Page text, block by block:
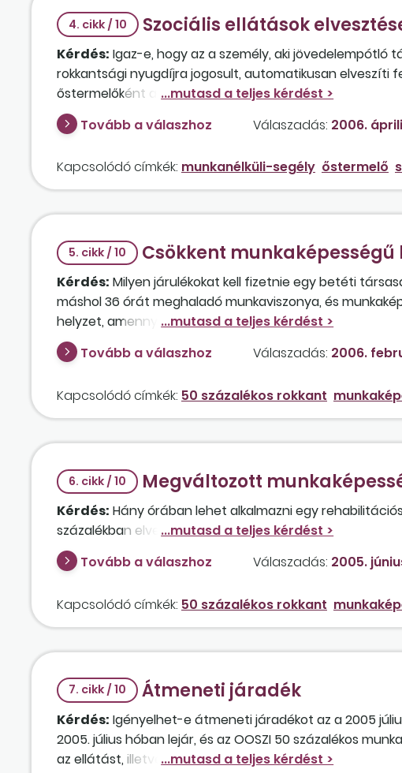
4. cikk / 10 Szociális ellátások
Kérdés: Igaz-e, hogy az a személy, aki jövedelempótló
rokkantsági nyugdíjra jogosult, automatikusan elveszíti
őstermelőként az éves maximum 600 000 forint összegű
Tovább a válaszhoz
Válaszadás: 2006.
Kapcsolódó címkék: munkanélküli-segély őstermelő
5. cikk / 10 Csökkent munkaképességű
Kérdés: Milyen járulékokat kell fizetnie egy betéti
máshol 36 órát meghaladó munkaviszonya, és
helyzet, amennyiben munkaképesség csökkenése 67
abban az esetben, ha nem vesz fel tagi jövedelmet? A
járulékot is meg kell fizetnie, vagy csak a 18 és 11
Tovább a válaszhoz Válaszadás: 2006.
Kapcsolódó címkék: 50 százalékos rokkant
6. cikk / 10 Megváltozott
Kérdés: Hány órában lehet alkalmazni egy
százalékban elvesztette?
Tovább a válaszhoz
Válaszadás: 2005.
Kapcsolódó címkék: 50 százalékos rokkant
7. cikk / 10 Átmeneti járadék
Kérdés: Igényelhet-e átmeneti járadékot az a 2005
2005. július hóban lejár, és az OOSZI 50 százalékos
az ellátást, illetve mennyi az összege? Igényelheti-e